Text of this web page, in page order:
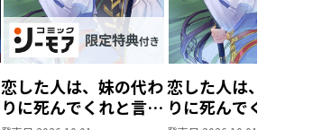
恋した人は、妹の代わ
りに死んでくれと言っ
恋した人は、妹の代
りに死んでくれと言